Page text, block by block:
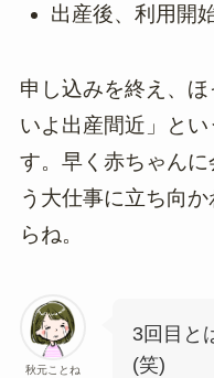
出産後、利用開
申し込みを終え、
いよ出産間近」と
す。早く赤ちゃん
う大仕事に立ち向
らね。
秋元ことね
3回目と
(笑)